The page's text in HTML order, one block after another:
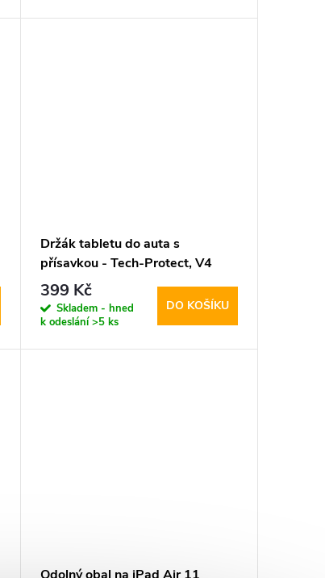
Držák tabletu do auta s
přísavkou - Tech-Protect, V4
Windshield & Dashboard
399 Kč
Skladem - hned
k odeslání>5 ks
DO KOŠÍKU